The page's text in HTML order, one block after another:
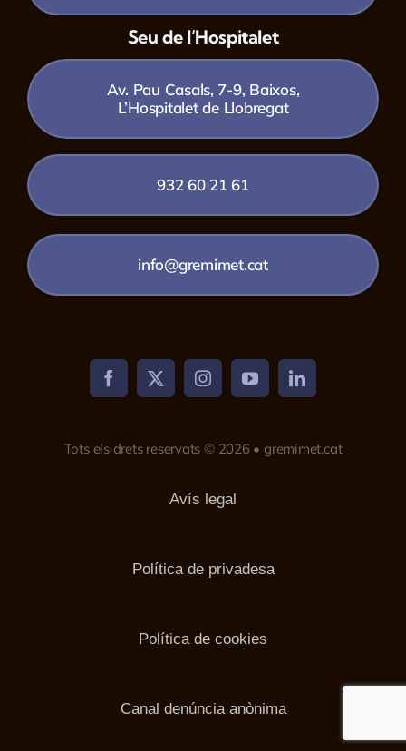
info@gremimet.cat
Seu de l’Hospitalet
Av. Pau Casals, 7-9, Baixos,
L’Hospitalet de Llobregat
932 60 21 61
Tots els drets reservats © 2026 • gremimet.cat
Avís legal
Política de privadesa
Política de cookies
Canal denúncia anònima